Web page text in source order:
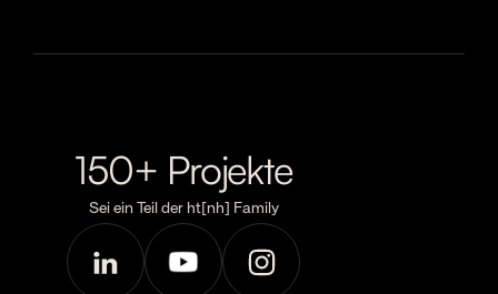
150+ Projekte
Sei ein Teil der ht[nh] Family